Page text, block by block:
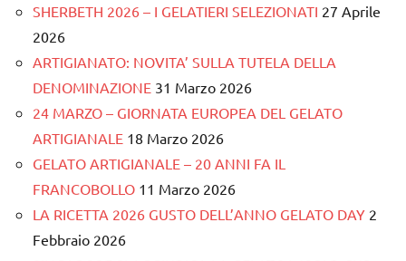
SHERBETH 2026 – I GELATIERI SELEZIONATI 27 Aprile
2026
ARTIGIANATO: NOVITA’ SULLA TUTELA DELLA
DENOMINAZIONE 31 Marzo 2026
24 MARZO – GIORNATA EUROPEA DEL GELATO
ARTIGIANALE 18 Marzo 2026
GELATO ARTIGIANALE – 20 ANNI FA IL
FRANCOBOLLO 11 Marzo 2026
LA RICETTA 2026 GUSTO DELL’ANNO GELATO DAY 2
Febbraio 2026